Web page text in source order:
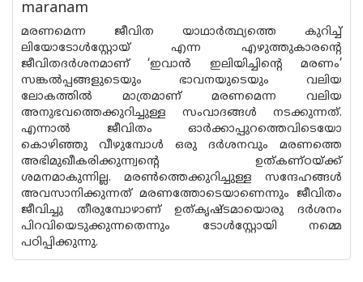
maranam
മരണമെന്ന ജീവിത യാഥാര്‍ത്ഥ്യത്തെ കുറിച്ച്
ലിയോടോള്‍സ്റ്റോയ് എന്ന എഴുത്തുകാരന്റെ
ജീവിതദര്‍ശനമാണ് ‘ഇവാ‌ന്‍ ഇലിയിച്ചിന്റെ മരണം’
സങ്കല്‍പ്പങ്ങളുടെയും ഭാവനയുടെയും വലിയ
ലോകത്തില്‍ മാത്രമാണ് മരണമെന്ന വലിയ
അനുഭവത്തെക്കുറിച്ചുള്ള സംവാദങ്ങള്‍ നടക്കുന്നത്.
എന്നാല്‍ ജീവിതം ഓര്‍ക്കാപ്പുറത്തെവിടെയോ
കൊഴിഞ്ഞു വീഴുമ്പോള്‍ ഒരു ദര്‍ശനവും മരണത്തെ
അഭിമുഖീകരിക്കുന്ന്വന്റെ ഉത്കണ്ഠയ്ക്ക്
ശമനമാകുന്നില്ല. മരണ്‍ത്തെക്കുറിച്ചുള്ള സന്ദേഹങ്ങള്‍
അവസാനിക്കുന്നത് മരണത്തോടെയാണെന്നും ജീവിതം
ജീവിച്ചു തീരുമ്പോഴാണ് ഉത്കൃഷ്ടമായൊരു ദര്‍ശനം
പിറവിയെടുക്കുന്നതെന്നും ടോള്‍സ്റ്റോയി നമ്മെ
പഠിപ്പിക്കുന്നു.